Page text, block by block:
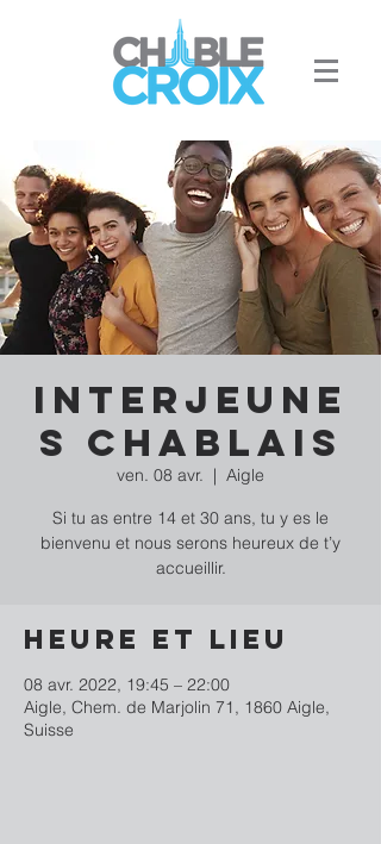
Interjeune
s Chablais
ven. 08 avr.
  |
Aigle
Si tu as entre 14 et 30 ans, tu y es le
bienvenu et nous serons heureux de t’y
accueillir.
Heure et lieu
08 avr. 2022, 19:45 – 22:00
Aigle, Chem. de Marjolin 71, 1860 Aigle,
Suisse